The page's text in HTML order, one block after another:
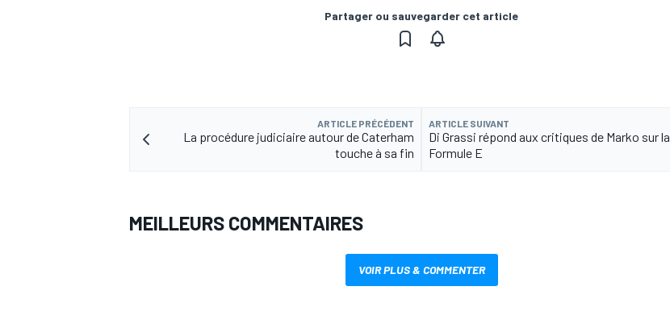
Partager ou sauvegarder cet article
ARTICLE PRÉCÉDENT
La procédure judiciaire autour de Caterham
touche à sa fin
ARTICLE SUIVANT
Di Grassi répond aux critiques de Marko sur la
Formule E
MEILLEURS COMMENTAIRES
VOIR PLUS & COMMENTER